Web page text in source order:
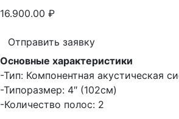
16.900.00 ₽
Отправить заявку
Основные характеристики
-Тип: Компонентная акустическая
-Типоразмер: 4″ (102см)
-Количество полос: 2